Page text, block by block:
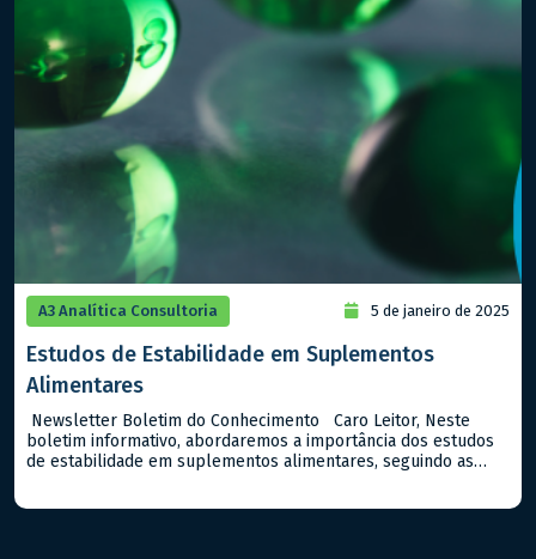
A3 Analítica Consultoria 5 de janeiro de 2025
Estudos de Estabilidade em Suplementos
Alimentares
Newsletter Boletim do Conhecimento Caro Leitor, Neste
boletim informativo, abordaremos a importância dos estudos
de estabilidade em suplementos alimentares, seguindo as